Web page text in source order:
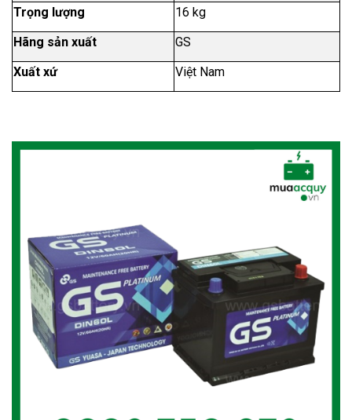
Trọng lượng
16 kg
Hãng sản xuất
GS
Xuất xứ
Việt Nam